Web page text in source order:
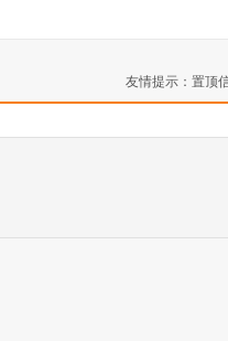
友情提示：置顶